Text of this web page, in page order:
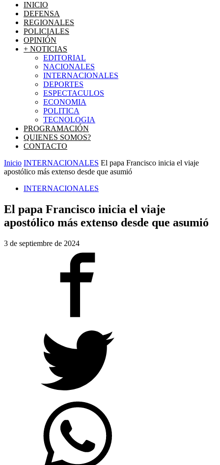
INICIO
DEFENSA
REGIONALES
POLICIALES
OPINIÓN
+ NOTICIAS
EDITORIAL
NACIONALES
INTERNACIONALES
DEPORTES
ESPECTACULOS
ECONOMIA
POLITICA
TECNOLOGIA
PROGRAMACIÓN
QUIENES SOMOS?
CONTACTO
Inicio INTERNACIONALES El papa Francisco inicia el viaje
apostólico más extenso desde que asumió
INTERNACIONALES
El papa Francisco inicia el viaje
apostólico más extenso desde que asumió
3 de septiembre de 2024